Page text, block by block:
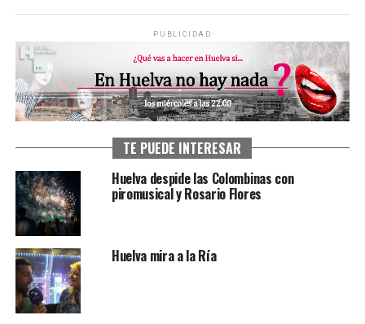
PUBLICIDAD
TE PUEDE INTERESAR
Huelva despide las Colombinas con
piromusical y Rosario Flores
Huelva mira a la Ría